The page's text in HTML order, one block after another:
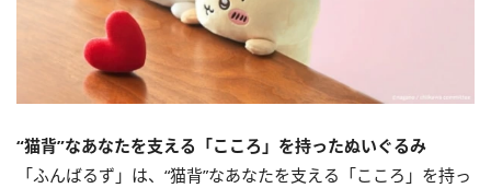
“猫背”なあなたを支える「こころ」を持ったぬいぐるみ
「ふんばるず」は、“猫背”なあなたを支える「こころ」を持っ